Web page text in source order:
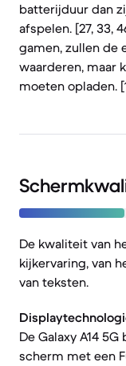
batterijduur dan
afspelen. [27, 33,
gamen, zullen de
waarderen, maar
moeten opladen.
De kwaliteit van
kijkervaring, van
van teksten.
De Galaxy A14
scherm met een